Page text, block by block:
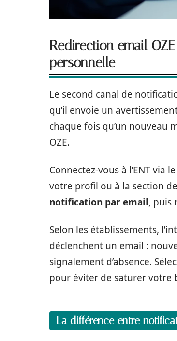
Redirection email
personnelle
Le second canal de
qu’il envoie un
chaque fois qu’un nouveau
OZE.
Connectez-vous à l’ENT via
votre profil ou à la section
notification par email, puis
Selon les établissements,
déclenchent un email :
signalement d’absence.
pour éviter de saturer votre
La différence entre